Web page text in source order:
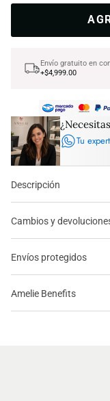
Envío gratuito en
+$4,999.00
Tu
Descripción
Cambios y
Envíos protegidos
Amelie Benefits